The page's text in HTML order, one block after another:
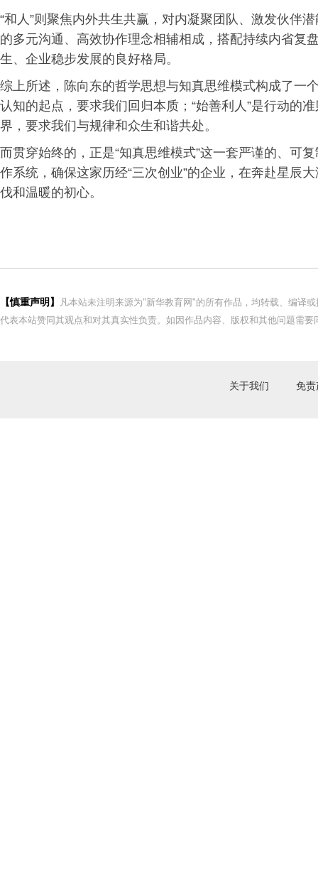
“和人”则聚焦内外共生共赢，对内凝聚团队、激发伙伴
的多元沟通、高效协作理念相辅相成，搭配持续内省复
生、企业稳步发展的良好格局。
综上所述，陈向东的哲学思想与知真思维模式构成了一
认知的起点，要求我们回归本质；“始善利人”是行动的
界，要求我们与规律和众生和谐共处。
而贯穿始终的，正是“知真思维模式”这一套严谨的、可
作系统，确保这家历经“三次创业”的企业，在奔赴星辰
伐和温暖的初心。
【慎重声明】
凡本站未注明来源为"新华教育网"的所有作品，均转载、编译
代表本站赞同其观点和对其真实性负责。如因作品内容、版权和其他问题需
关于我们 免责